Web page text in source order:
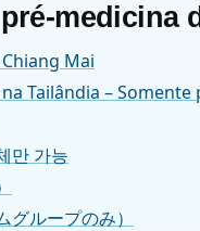
medicina
Mai
Tailândia –
만 가능
ループのみ）